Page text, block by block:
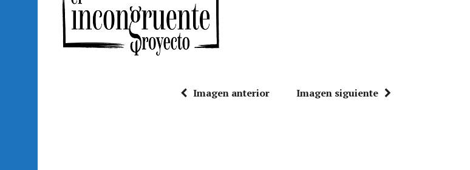
Imagen anterior Imagen siguiente